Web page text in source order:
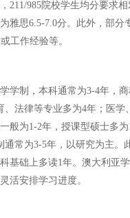
211/985院校学生均分要求
雅思6.5-7.0分。此外，部分
工作经验等。
学制，本科通常为3-4年，
、法律等专业多为4年；医学
般为1-2年，授课型硕士多
通常为3-5年，以研究为主。
基础上多读1年。澳大利亚
活安排学习进度。